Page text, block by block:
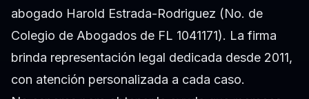
abogado Harold Estrada-Rodriguez (No. de
Colegio de Abogados de FL 1041171). La firma
brinda representación legal dedicada desde 2011,
con atención personalizada a cada caso.